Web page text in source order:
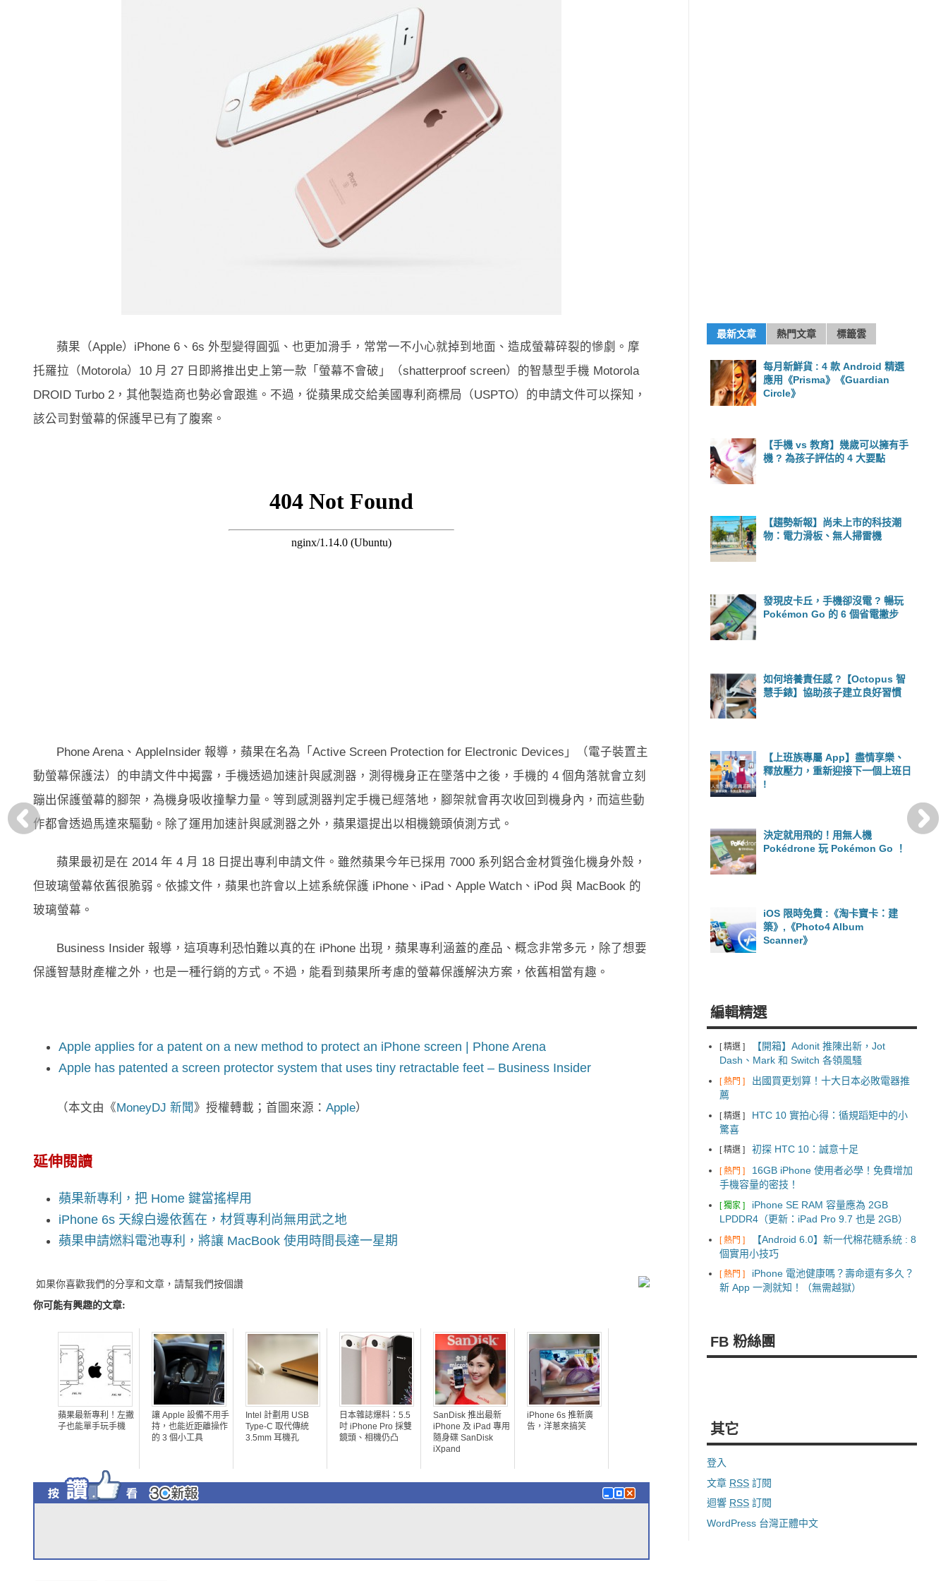
蘋果（Apple）iPhone 6、6s 外型變得圓弧、也更加滑手，常常一不小心就掉到地面、造成螢幕碎裂的慘劇。摩
托羅拉（Motorola）10 月 27 日即將推出史上第一款「螢幕不會破」（shatterproof screen）的智慧型手機 Motorola
DROID Turbo 2，其他製造商也勢必會跟進。不過，從蘋果成交給美國專利商標局（USPTO）的申請文件可以探知，
該公司對螢幕的保護早已有了腹案。
Phone Arena、AppleInsider 報導，蘋果在名為「Active Screen Protection for Electronic Devices」（電子裝置主
動螢幕保護法）的申請文件中揭露，手機透過加速計與感測器，測得機身正在墜落中之後，手機的 4 個角落就會立刻
蹦出保護螢幕的腳架，為機身吸收撞擊力量。等到感測器判定手機已經落地，腳架就會再次收回到機身內，而這些動
作都會透過馬達來驅動。除了運用加速計與感測器之外，蘋果還提出以相機鏡頭偵測方式。
蘋果最初是在 2014 年 4 月 18 日提出專利申請文件。雖然蘋果今年已採用 7000 系列鋁合金材質強化機身外殼，
但玻璃螢幕依舊很脆弱。依據文件，蘋果也許會以上述系統保護 iPhone、iPad、Apple Watch、iPod 與 MacBook 的
玻璃螢幕。
Business Insider 報導，這項專利恐怕難以真的在 iPhone 出現，蘋果專利涵蓋的產品、概念非常多元，除了想要
保護智慧財產權之外，也是一種行銷的方式。不過，能看到蘋果所考慮的螢幕保護解決方案，依舊相當有趣。
Apple applies for a patent on a new method to protect an iPhone screen | Phone Arena
Apple has patented a screen protector system that uses tiny retractable feet – Business Insider
（本文由《MoneyDJ 新聞 》授權轉載；首圖來源： Apple）
延伸閱讀
蘋果新專利，把 Home 鍵當搖桿用
iPhone 6s 天線白邊依舊在，材質專利尚無用武之地
蘋果申請燃料電池專利，將讓 MacBook 使用時間長達一星期
如果你喜歡我們的分享和文章，請幫我們按個讚
你可能有興趣的文章:
蘋果最新專利！左撇
子也能單手玩手機
讓 Apple 設備不用手
持，也能近距離操作
的 3 個小工具
Intel 計劃用 USB
Type-C 取代傳統
3.5mm 耳機孔
日本雜誌爆料：5.5
吋 iPhone Pro 採雙
鏡頭、相機仍凸
SanDisk 推出最新
iPhone 及 iPad 專用
隨身碟 SanDisk
iXpand
iPhone 6s 推新廣
告，洋蔥來搞笑
最新文章 熱門文章 標籤雲
每月新鮮貨 : 4 款 Android 精選
應用《Prisma》《Guardian
Circle》
【手機 vs 教育】幾歲可以擁有手
機 ? 為孩子評估的 4 大要點
【趨勢新報】尚未上市的科技潮
物：電力滑板、無人掃雷機
發現皮卡丘，手機卻沒電 ? 暢玩
Pokémon Go 的 6 個省電撇步
如何培養責任感 ?【Octopus 智
慧手錶】協助孩子建立良好習慣
【上班族專屬 App】盡情享樂、
釋放壓力，重新迎接下一個上班日
!
決定就用飛的！用無人機
Pokédrone 玩 Pokémon Go ！
iOS 限時免費 :《淘卡寶卡：建
築》,《Photo4 Album
Scanner》
編輯精選
[ 精選 ]
【開箱】Adonit 推陳出新，Jot
Dash、Mark 和 Switch 各領風騷
[ 熱門 ]
出國買更划算！十大日本必敗電器推
薦
[ 精選 ]
HTC 10 實拍心得：循規蹈矩中的小
驚喜
[ 精選 ] 初探 HTC 10：誠意十足
[ 熱門 ]
16GB iPhone 使用者必學！免費增加
手機容量的密技！
[ 獨家 ]
iPhone SE RAM 容量應為 2GB
LPDDR4（更新：iPad Pro 9.7 也是 2GB）
[ 熱門 ]
【Android 6.0】新一代棉花糖系統 : 8
個實用小技巧
[ 熱門 ]
iPhone 電池健康嗎？壽命還有多久？
新 App 一測就知！（無需越獄）
FB 粉絲團
其它
登入
文章 RSS 訂閱
迴響 RSS 訂閱
WordPress 台灣正體中文